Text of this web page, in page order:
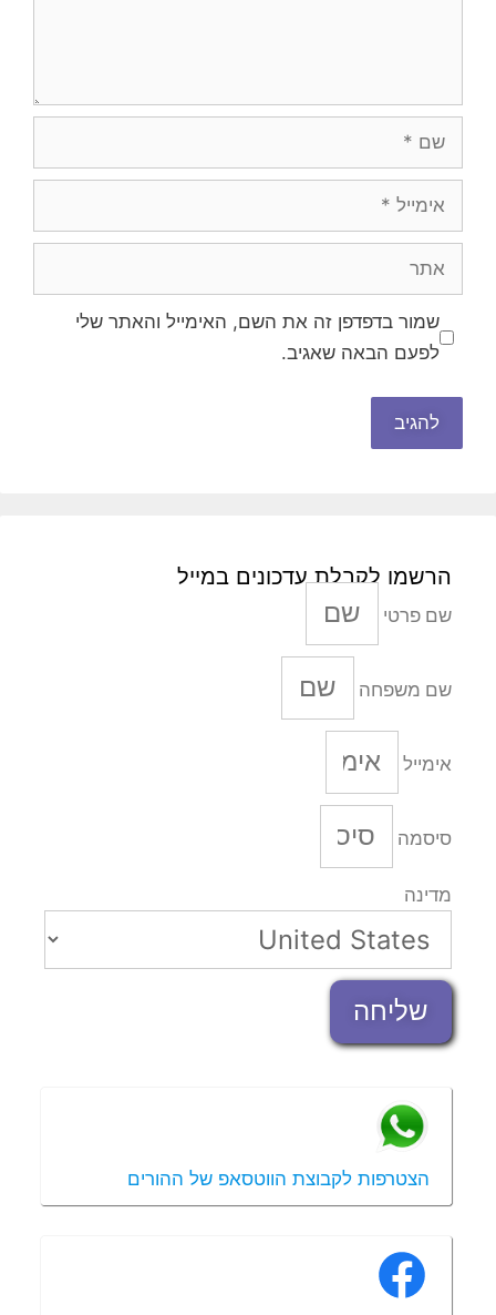
שמור בדפדפן זה את השם, האימייל והאתר שלי
לפעם הבאה שאגיב.
הרשמו לקבלת עדכונים במייל
שם פרטי
שם משפחה
אימייל
סיסמה
מדינה
שליחה
הצטרפות לקבוצת הווטסאפ של ההורים